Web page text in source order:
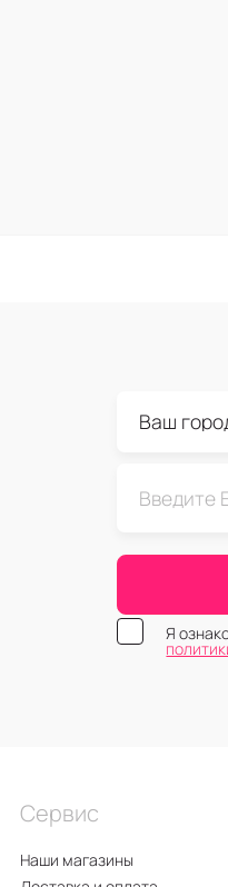
Я
Сервис
Наши магазины